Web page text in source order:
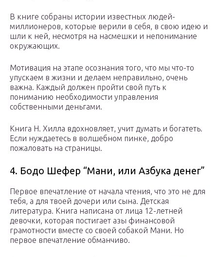
В книге собраны истории известных людей-
миллионеров, которые верили в себя, в свою идею и
шли к ней, несмотря на насмешки и непонимание
окружающих.
Мотивация на этапе осознания того, что мы что-то
упускаем в жизни и делаем неправильно, очень
важна. Каждый должен пройти свой путь к
пониманию необходимости управления
собственными деньгами.
Книга Н. Хилла вдохновляет, учит думать и богатеть.
Если нуждаетесь в волшебном пинке, добро
пожаловать на страницы.
4. Бодо Шефер “Мани, или Азбука денег”
Первое впечатление от начала чтения, что это не для
тебя, а для твоей дочери или сына. Детская
литература. Книга написана от лица 12-летней
девочки, которая постигает азы финансовой
грамотности вместе со своей собакой Мани. Но
первое впечатление обманчиво.